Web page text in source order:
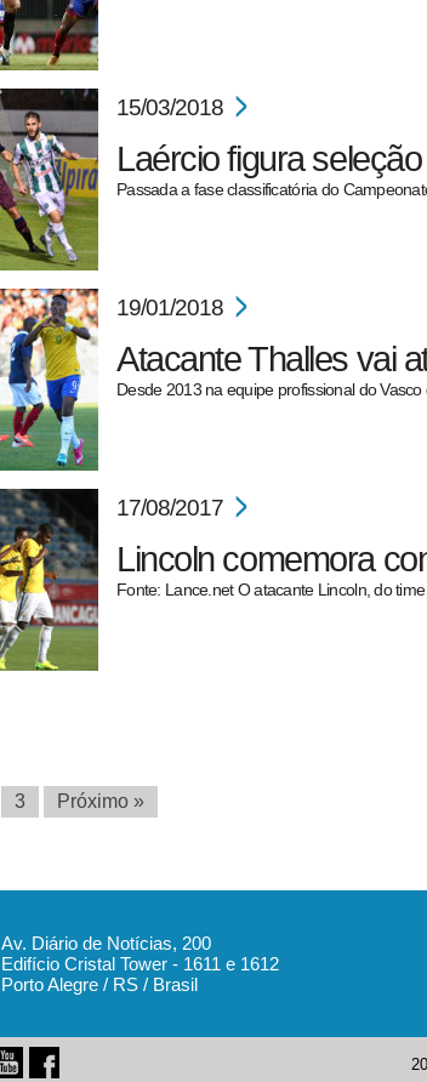
15/03/2018
Laércio figura
Passada a fase classificatória do
19/01/2018
Atacante Thalles vai
Desde 2013 na equipe profissional do
17/08/2017
Lincoln comemora
Fonte: Lance.net O atacante Lincoln, do
3 Próximo »
Av. Diário de Notícias, 200
Edifício Cristal Tower - 1611 e 1612
Porto Alegre / RS / Brasil